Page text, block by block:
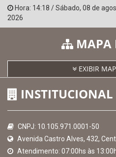
Hora: 14:18 /Sábado, 08 de
2026
MAPA
EXIBIR
INSTITUCIONAL
CNPJ: 10.105.971.0001-50
Avenida Castro Alves, 432,
Atendimento: 07:00hs às